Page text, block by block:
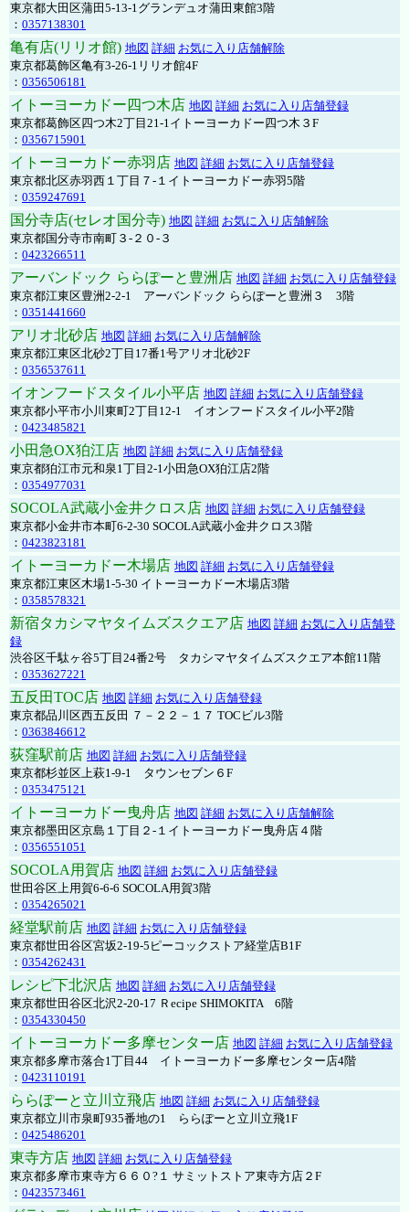
東京都大田区蒲田5-13-1グランデュオ蒲田東館3階
： 0357138301
亀有店(リリオ館) 地図 詳細 お気に入り店舗解除
東京都葛飾区亀有3-26-1リリオ館4F
： 0356506181
イトーヨーカドー四つ木店 地図 詳細 お気に入り店舗登録
東京都葛飾区四つ木2丁目21-1イトーヨーカドー四つ木３F
： 0356715901
イトーヨーカドー赤羽店 地図 詳細 お気に入り店舗登録
東京都北区赤羽西１丁目７-１イトーヨーカドー赤羽5階
： 0359247691
国分寺店(セレオ国分寺) 地図 詳細 お気に入り店舗解除
東京都国分寺市南町３-２０-３
： 0423266511
アーバンドック ららぽーと豊洲店 地図 詳細 お気に入り店舗登録
東京都江東区豊洲2-2-1 アーバンドック ららぽーと豊洲３ 3階
： 0351441660
アリオ北砂店 地図 詳細 お気に入り店舗解除
東京都江東区北砂2丁目17番1号アリオ北砂2F
： 0356537611
イオンフードスタイル小平店 地図 詳細 お気に入り店舗登録
東京都小平市小川東町2丁目12-1 イオンフードスタイル小平2階
： 0423485821
小田急OX狛江店 地図 詳細 お気に入り店舗登録
東京都狛江市元和泉1丁目2-1小田急OX狛江店2階
： 0354977031
SOCOLA武蔵小金井クロス店 地図 詳細 お気に入り店舗登録
東京都小金井市本町6-2-30 SOCOLA武蔵小金井クロス3階
： 0423823181
イトーヨーカドー木場店 地図 詳細 お気に入り店舗登録
東京都江東区木場1-5-30 イトーヨーカドー木場店3階
： 0358578321
新宿タカシマヤタイムズスクエア店 地図 詳細 お気に入り店舗登
録
渋谷区千駄ヶ谷5丁目24番2号 タカシマヤタイムズスクエア本館11階
： 0353627221
五反田TOC店 地図 詳細 お気に入り店舗登録
東京都品川区西五反田 ７－２２－１７ TOCビル3階
： 0363846612
荻窪駅前店 地図 詳細 お気に入り店舗登録
東京都杉並区上萩1-9-1 タウンセブン６F
： 0353475121
イトーヨーカドー曳舟店 地図 詳細 お気に入り店舗解除
東京都墨田区京島１丁目２-１イトーヨーカドー曳舟店４階
： 0356551051
SOCOLA用賀店 地図 詳細 お気に入り店舗登録
世田谷区上用賀6-6-6 SOCOLA用賀3階
： 0354265021
経堂駅前店 地図 詳細 お気に入り店舗登録
東京都世田谷区宮坂2-19-5ピーコックストア経堂店B1F
： 0354262431
レシピ下北沢店 地図 詳細 お気に入り店舗登録
東京都世田谷区北沢2-20-17 Ｒecipe SHIMOKITA 6階
： 0354330450
イトーヨーカドー多摩センター店 地図 詳細 お気に入り店舗登録
東京都多摩市落合1丁目44 イトーヨーカドー多摩センター店4階
： 0423110191
ららぽーと立川立飛店 地図 詳細 お気に入り店舗登録
東京都立川市泉町935番地の1 ららぽーと立川立飛1F
： 0425486201
東寺方店 地図 詳細 お気に入り店舗登録
東京都多摩市東寺方６６０?１ サミットストア東寺方店２F
： 0423573461